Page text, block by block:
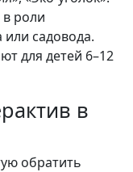
роли
или садовода.
для детей 6–12
в
обратить